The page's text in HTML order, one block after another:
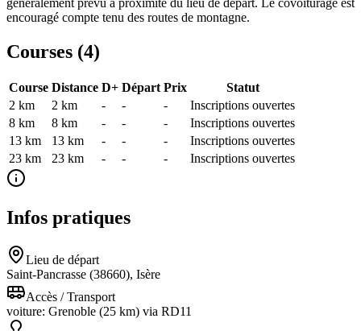
encouragé compte tenu des routes de montagne.
Courses (4)
Course Distance D+ Départ Prix
Statut
2 km
2 km - - -
Inscriptions ouvertes
8 km
8 km - - -
Inscriptions ouvertes
13 km
13 km - - -
Inscriptions ouvertes
23 km
23 km - - - Inscriptions ouvertes
Infos pratiques
Lieu de départ
Saint-Pancrasse (38660), Isère
Accès / Transport
voiture: Grenoble (25 km) via RD11